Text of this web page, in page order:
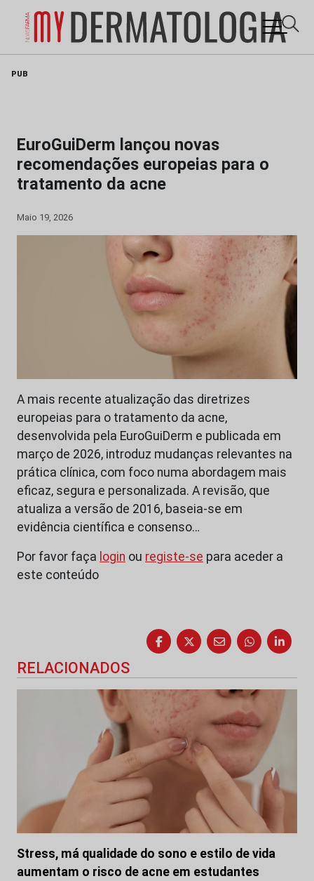
PUB
EuroGuiDerm lançou novas
recomendações europeias para o
tratamento da acne
Maio 19, 2026
A mais recente atualização das diretrizes
europeias para o tratamento da acne,
desenvolvida pela EuroGuiDerm e publicada em
março de 2026, introduz mudanças relevantes na
prática clínica, com foco numa abordagem mais
eficaz, segura e personalizada. A revisão, que
atualiza a versão de 2016, baseia-se em
evidência científica e consenso…
Por favor faça login ou registe-se para aceder a
este conteúdo
RELACIONADOS
Stress, má qualidade do sono e estilo de vida
aumentam o risco de acne em estudantes